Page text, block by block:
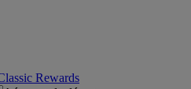
Rewards